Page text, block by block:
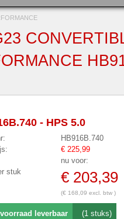
- HPS 5.0
HB916B.740
€ 225,99
nu voor:
stuk
€ 203,39
(€ 168,09 excl. btw )
leverbaar (1 stuks)